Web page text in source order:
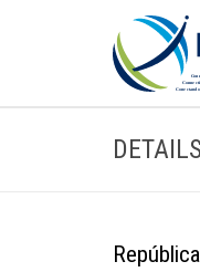
DETAILS